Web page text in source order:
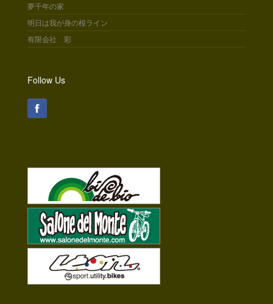
夢千年の家
明日は我が身の桜ライン
有限会社 彩
Follow Us